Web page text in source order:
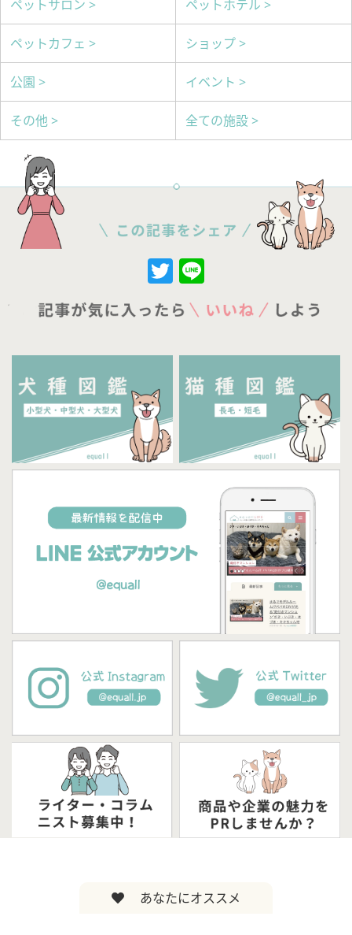
ペットサロン > ペットホテル >
ペットカフェ > ショップ >
公園 > イベント >
その他 > 全ての施設 >
Twitter
あなたにオススメ